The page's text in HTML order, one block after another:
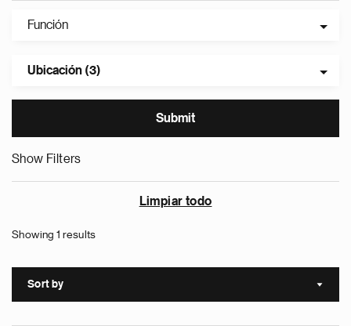
Función
Ubicación (3)
Show Filters
Limpiar todo
Showing 1 results
Sort by Sort